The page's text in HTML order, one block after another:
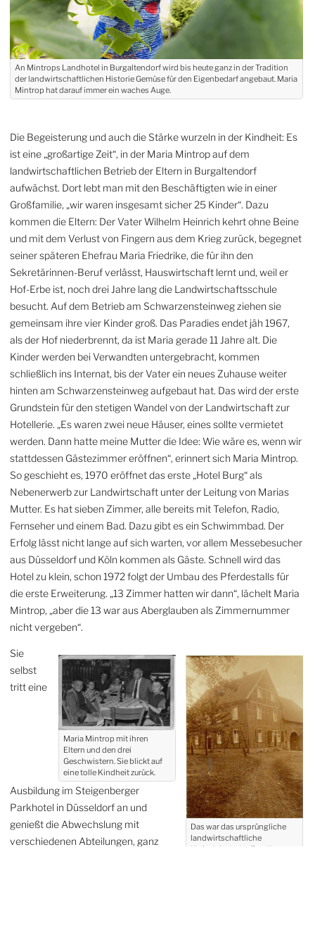
An Mintrops Landhotel in Burgaltendorf wird bis heute ganz in der Tradition
der landwirtschaftlichen Historie Gemüse für den Eigenbedarf angebaut. Maria
Mintrop hat darauf immer ein waches Auge.
Die Begeisterung und auch die Stärke wurzeln in der Kindheit: Es
ist eine „großartige Zeit“, in der Maria Mintrop auf dem
landwirtschaftlichen Betrieb der Eltern in Burgaltendorf
aufwächst. Dort lebt man mit den Beschäftigten wie in einer
Großfamilie, „wir waren insgesamt sicher 25 Kinder“. Dazu
kommen die Eltern: Der Vater Wilhelm Heinrich kehrt ohne Beine
und mit dem Verlust von Fingern aus dem Krieg zurück, begegnet
seiner späteren Ehefrau Maria Friedrike, die für ihn den
Sekretärinnen-Beruf verlässt, Hauswirtschaft lernt und, weil er
Hof-Erbe ist, noch drei Jahre lang die Landwirtschaftsschule
besucht. Auf dem Betrieb am Schwarzensteinweg ziehen sie
gemeinsam ihre vier Kinder groß. Das Paradies endet jäh 1967,
als der Hof niederbrennt, da ist Maria gerade 11 Jahre alt. Die
Kinder werden bei Verwandten untergebracht, kommen
schließlich ins Internat, bis der Vater ein neues Zuhause weiter
hinten am Schwarzensteinweg aufgebaut hat. Das wird der erste
Grundstein für den stetigen Wandel von der Landwirtschaft zur
Hotellerie. „Es waren zwei neue Häuser, eines sollte vermietet
werden. Dann hatte meine Mutter die Idee: Wie wäre es, wenn wir
stattdessen Gästezimmer eröffnen“, erinnert sich Maria Mintrop.
So geschieht es, 1970 eröffnet das erste „Hotel Burg“ als
Nebenerwerb zur Landwirtschaft unter der Leitung von Marias
Mutter. Es hat sieben Zimmer, alle bereits mit Telefon, Radio,
Fernseher und einem Bad. Dazu gibt es ein Schwimmbad. Der
Erfolg lässt nicht lange auf sich warten, vor allem Messebesucher
aus Düsseldorf und Köln kommen als Gäste. Schnell wird das
Hotel zu klein, schon 1972 folgt der Umbau des Pferdestalls für
die erste Erweiterung. „13 Zimmer hatten wir dann“, lächelt Maria
Mintrop, „aber die 13 war aus Aberglauben als Zimmernummer
nicht vergeben“.
Das war das ursprüngliche
landwirtschaftliche
Hofgebäude der Familie am
Maria Mintrop mit ihren
Eltern und den drei
Geschwistern. Sie blickt auf
eine tolle Kindheit zurück.
Sie
selbst
tritt eine
Ausbildung im Steigenberger
Parkhotel in Düsseldorf an und
genießt die Abwechslung mit
verschiedenen Abteilungen, ganz